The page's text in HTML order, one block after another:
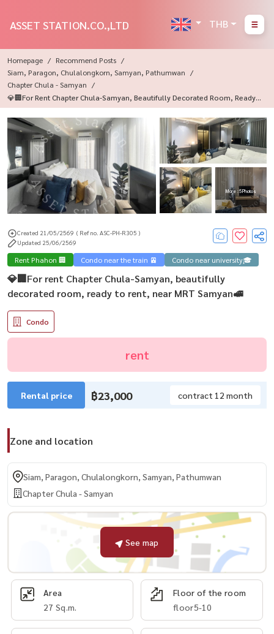
ASSET STATION.CO.,LTD THB
Homepage
Recommend Posts
Siam, Paragon, Chulalongkorn, Samyan, Pathumwan
Chapter Chula - Samyan
💎🏢For Rent Chapter Chula-Samyan, Beautifully Decorated Room, Ready T
O Rent, Near MRT Samyan🚅
More : 5 Photos
Created 21/05/2569 ( Ref no. ASC-PH-R305 )
Updated 25/06/2569
Rent Phahon 🏢 Condo near the train 🚈 Condo near university🎓
💎🏢For rent Chapter Chula-Samyan, beautifully
decorated room, ready to rent, near MRT Samyan🚅
Condo
rent
Rental price ฿23,000 contract 12 month
Zone and location
Siam, Paragon, Chulalongkorn, Samyan, Pathumwan
Chapter Chula - Samyan
See map
Area
27 Sq.m.
Floor of the room
floor5-10